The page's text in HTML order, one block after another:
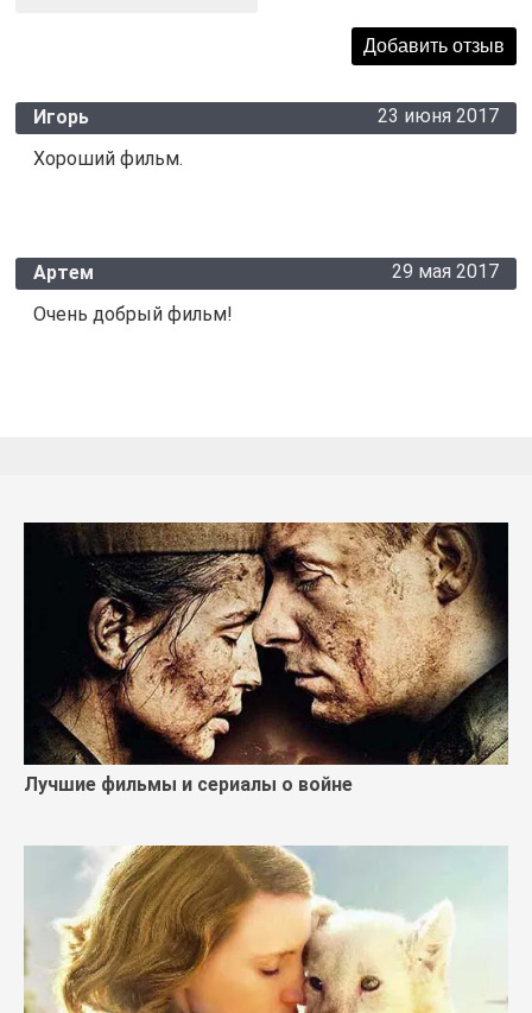
Игорь
23 июня 2017
Хороший фильм.
Артем
29 мая 2017
Очень добрый фильм!
Лучшие фильмы и сериалы о войне